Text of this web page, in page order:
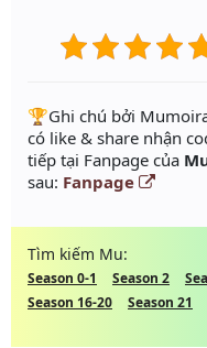
️🏆Ghi chú bởi
có like & share nhận
tiếp tại Fanpage của
sau: Fanpage
Tìm kiếm Mu:
Season 0-1 Season 2
Season 16-20
Season 21